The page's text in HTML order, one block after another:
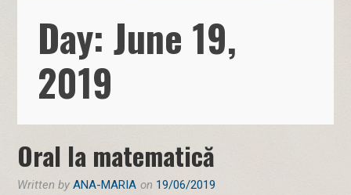
Day: June 19,
2019
Oral la matematică
Written byANA-MARIA on 19/06/2019